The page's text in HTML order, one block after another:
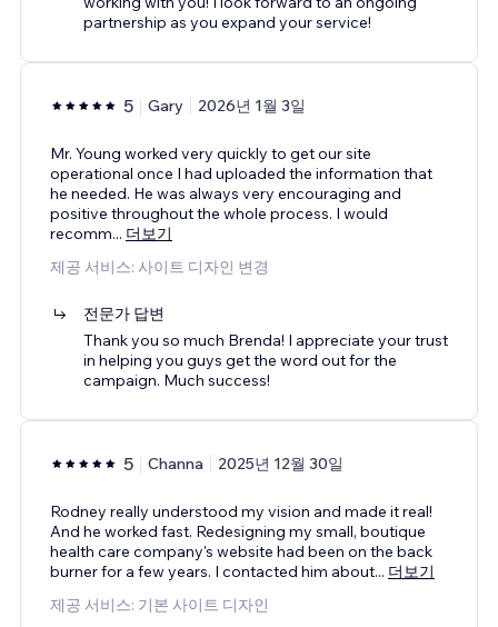
partnership as you expand your service!
5 Gary 2026년 1월 3일
Mr. Young worked very quickly to get our site
operational once I had uploaded the information that
he needed. He was always very encouraging and
positive throughout the whole process. I would
recomm... 더보기
제공 서비스: 사이트 디자인 변경
전문가 답변
Thank you so much Brenda! I appreciate your trust
in helping you guys get the word out for the
campaign. Much success!
5 Channa 2025년 12월 30일
Rodney really understood my vision and made it real!
And he worked fast. Redesigning my small, boutique
health care company's website had been on the back
burner for a few years. I contacted him about... 더보기
제공 서비스: 기본 사이트 디자인